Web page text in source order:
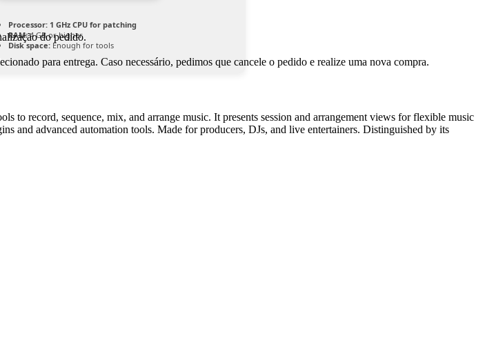
do pedido.
para entrega. Caso necessário, pedimos que cancele o pedido e realize uma nova compra.
Processor: 1 GHz CPU for patching
RAM:4 GB or higher
Disk space: Enough for tools
record, sequence, mix, and arrange music. It presents session and arrangement views for flexible music
and advanced automation tools. Made for producers, DJs, and live entertainers. Distinguished by its